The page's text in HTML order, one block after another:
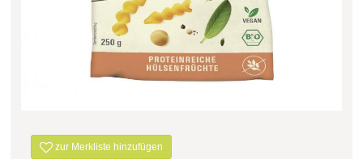
Detail
KATEGORIE
zur Merkliste hinzufügen